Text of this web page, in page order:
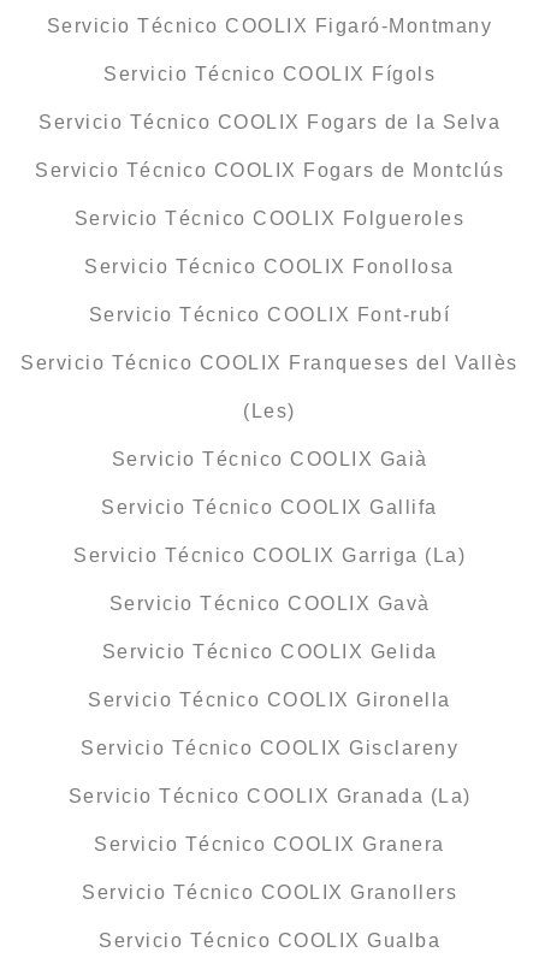
Servicio Técnico COOLIX Figaró-Montmany
Servicio Técnico COOLIX Fígols
Servicio Técnico COOLIX Fogars de la Selva
Servicio Técnico COOLIX Fogars de Montclús
Servicio Técnico COOLIX Folgueroles
Servicio Técnico COOLIX Fonollosa
Servicio Técnico COOLIX Font-rubí
Servicio Técnico COOLIX Franqueses del Vallès
(Les)
Servicio Técnico COOLIX Gaià
Servicio Técnico COOLIX Gallifa
Servicio Técnico COOLIX Garriga (La)
Servicio Técnico COOLIX Gavà
Servicio Técnico COOLIX Gelida
Servicio Técnico COOLIX Gironella
Servicio Técnico COOLIX Gisclareny
Servicio Técnico COOLIX Granada (La)
Servicio Técnico COOLIX Granera
Servicio Técnico COOLIX Granollers
Servicio Técnico COOLIX Gualba